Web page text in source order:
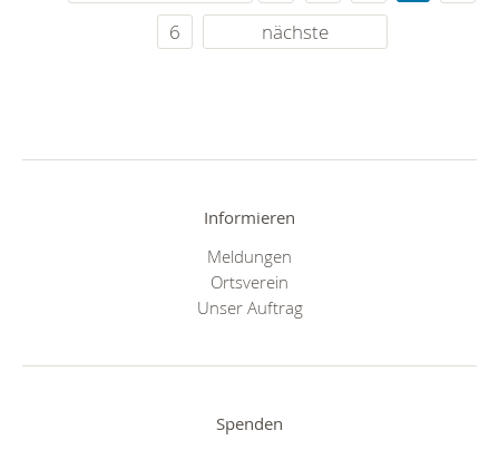
6
nächste
Informieren
Meldungen
Ortsverein
Unser Auftrag
Spenden